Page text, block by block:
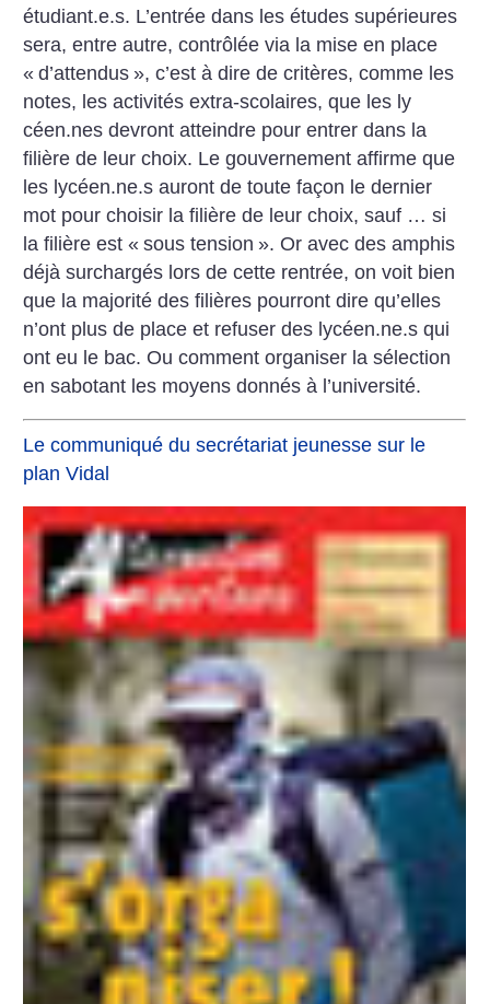
étudiant.e.s. L’entrée dans les études supérieures
sera, entre autre, contrôlée via la mise en place
« d’attendus », c’est à dire de critères, comme les
notes, les activités extra-scolaires, que les ly
céen.nes devront atteindre pour entrer dans la
filière de leur choix. Le gouvernement affirme que
les lycéen.ne.s auront de toute façon le dernier
mot pour choisir la filière de leur choix, sauf … si
la filière est « sous tension ». Or avec des amphis
déjà surchargés lors de cette rentrée, on voit bien
que la majorité des filières pourront dire qu’elles
n’ont plus de place et refuser des lycéen.ne.s qui
ont eu le bac. Ou comment organiser la sélection
en sabotant les moyens donnés à l’université.
Le communiqué du secrétariat jeunesse sur le
plan Vidal